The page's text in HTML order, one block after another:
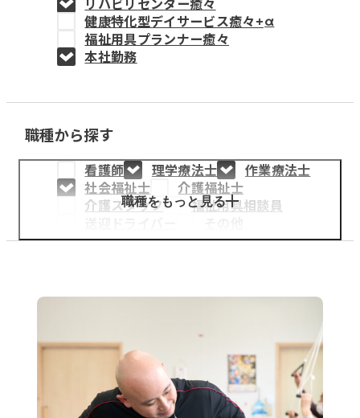
姫路中央こども園
姫路中央保育園
採用情報
医療・介護事業
募集職種
ENTRY 079-
(
健康特化型デイサービス癒々+α
福祉用具プランナー癒々
本社勤務
職種から探す
看護師 理学療法士
作業療法士
社会福祉士
介護福祉士
介護スタッフ
福祉用具相談員
職種をもっと見る